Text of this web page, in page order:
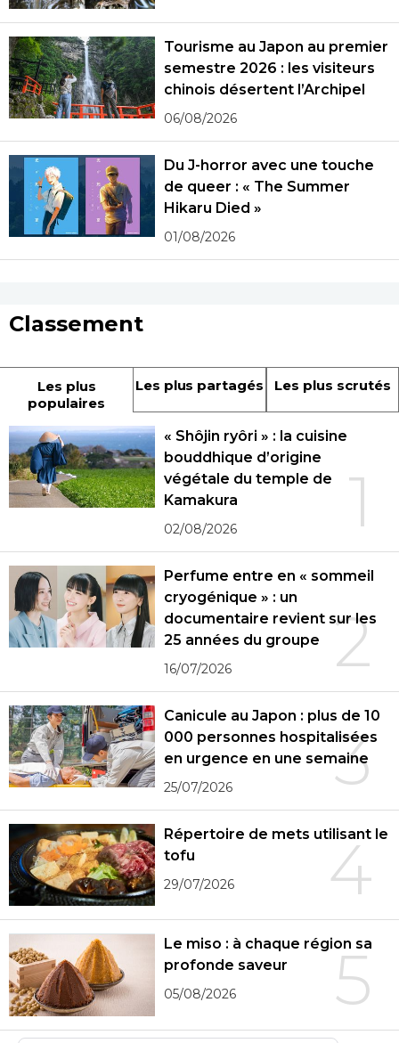
Tourisme au Japon au premier
semestre 2026 : les visiteurs
chinois désertent l’Archipel
06/08/2026
Du J-horror avec une touche
de queer : « The Summer
Hikaru Died »
01/08/2026
Classement
Les plus
populaires
Les plus partagés Les plus scrutés
1
« Shôjin ryôri » : la cuisine
bouddhique d’origine
végétale du temple de
Kamakura
02/08/2026
2
Perfume entre en « sommeil
cryogénique » : un
documentaire revient sur les
25 années du groupe
16/07/2026
3
Canicule au Japon : plus de 10
000 personnes hospitalisées
en urgence en une semaine
25/07/2026
4
Répertoire de mets utilisant le
tofu
29/07/2026
5
Le miso : à chaque région sa
profonde saveur
05/08/2026